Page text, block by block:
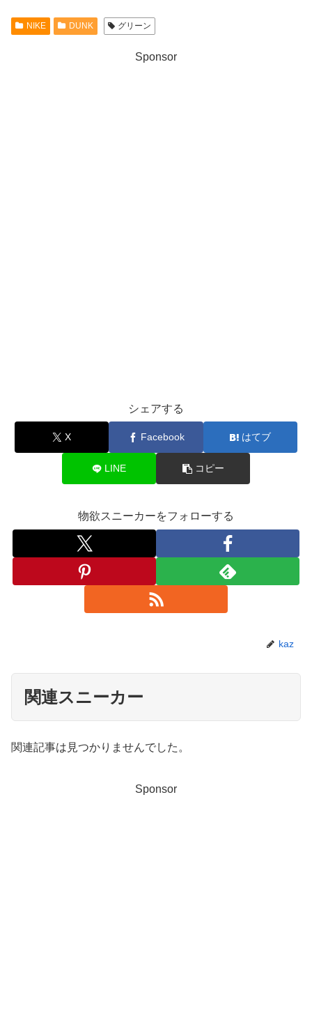
NIKE DUNK グリーン
Sponsor
シェアする
X Facebook はてブ
LINE コピー
物欲スニーカーをフォローする
kaz
関連スニーカー
関連記事は見つかりませんでした。
Sponsor